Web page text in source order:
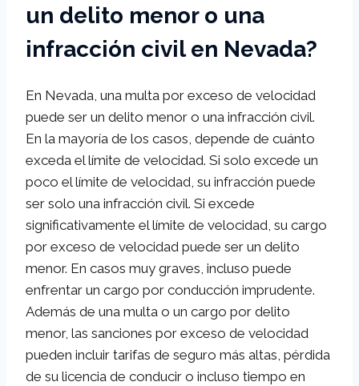
un delito menor o una
infracción civil en Nevada?
En Nevada, una multa por exceso de velocidad
puede ser un delito menor o una infracción civil.
En la mayoría de los casos, depende de cuánto
exceda el límite de velocidad. Si solo excede un
poco el límite de velocidad, su infracción puede
ser solo una infracción civil. Si excede
significativamente el límite de velocidad, su cargo
por exceso de velocidad puede ser un delito
menor. En casos muy graves, incluso puede
enfrentar un cargo por conducción imprudente.
Además de una multa o un cargo por delito
menor, las sanciones por exceso de velocidad
pueden incluir tarifas de seguro más altas, pérdida
de su licencia de conducir o incluso tiempo en